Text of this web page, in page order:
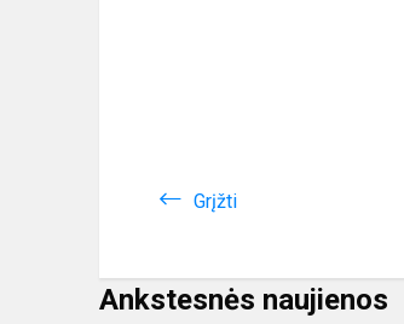
Grįžti
Ankstesnės naujienos